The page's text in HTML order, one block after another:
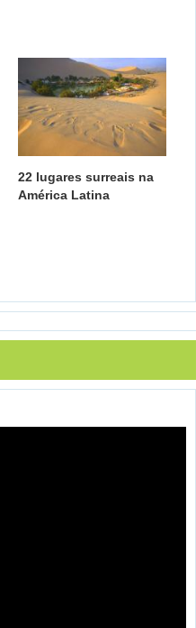
22 lugares surreais na
América Latina